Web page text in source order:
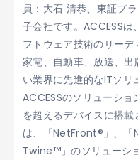
員：大石 清恭、東証プ
子会社です。ACCESS
フトウェア技術のリーデ
家電、自動車、放送、
い業界に先進的なITソリ
ACCESSのソリューショ
を超えるデバイスに搭
は、「NetFront®」、「
Twine™」のソリューシ